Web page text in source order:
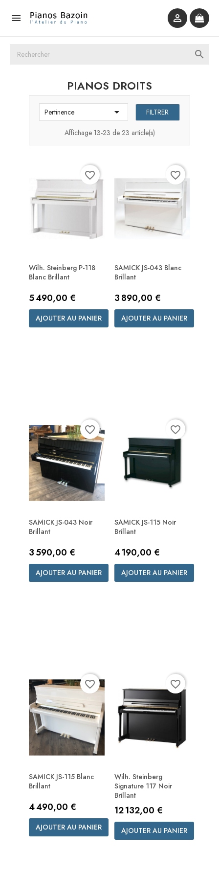
 

PIANOS DROITS
Pertinence  FILTRER
Affichage 13-23 de 23 article(s)
Wilh. Steinberg P-118
Blanc Brillant
Prix
5 490,00 €
AJOUTER AU PANIER
favorite_border
SAMICK JS-043 Blanc
Brillant
Prix
3 890,00 €
AJOUTER AU PANIER
favorite_border
SAMICK JS-043 Noir
Brillant
Prix
3 590,00 €
AJOUTER AU PANIER
favorite_border
SAMICK JS-115 Noir
Brillant
Prix
4 190,00 €
AJOUTER AU PANIER
favorite_border
SAMICK JS-115 Blanc
Brillant
Prix
4 490,00 €
AJOUTER AU PANIER
favorite_border
Wilh. Steinberg
Signature 117 Noir
Brillant
Prix
12 132,00 €
AJOUTER AU PANIER
favorite_border